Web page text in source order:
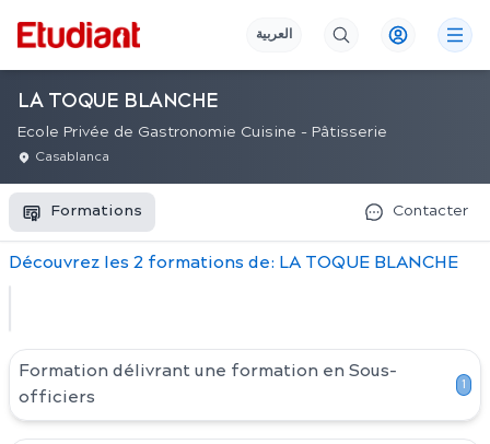
العربية
LA TOQUE BLANCHE
Ecole Privée de Gastronomie Cuisine - Pâtisserie
Casablanca
Formations Contacter
Découvrez les 2 formations de: LA TOQUE BLANCHE
Formation délivrant une formation en Sous-
officiers
1